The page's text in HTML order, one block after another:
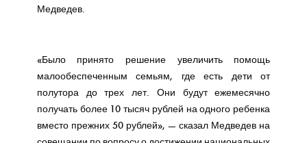
Медведев.
«Было принято решение увеличить помощь
малообеспеченным семьям, где есть дети от
полутора до трех лет. Они будут ежемесячно
получать более 10 тысяч рублей на одного ребенка
вместо прежних 50 рублей», — сказал Медведев на